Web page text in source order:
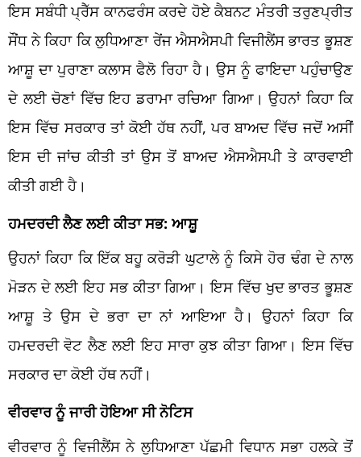
ਇਸ ਸਬੰਧੀ ਪ੍ਰੈੱਸ ਕਾਨਫਰੰਸ ਕਰਦੇ ਹੋਏ ਕੈਬਨਟ ਮੰਤਰੀ ਤਰੁਣਪ੍ਰੀਤ
ਸੌਂਧ ਨੇ ਕਿਹਾ ਕਿ ਲੁਧਿਆਣਾ ਰੇਂਜ ਐਸਐਸਪੀ ਵਿਜੀਲੈਂਸ ਭਾਰਤ ਭੂਸ਼ਣ
ਆਸ਼ੂ ਦਾ ਪੁਰਾਣਾ ਕਲਾਸ ਫੈਲੋ ਰਿਹਾ ਹੈ। ਉਸ ਨੂੰ ਫਾਇਦਾ ਪਹੁੰਚਾਉਣ
ਦੇ ਲਈ ਚੋਣਾਂ ਵਿੱਚ ਇਹ ਡਰਾਮਾ ਰਚਿਆ ਗਿਆ। ਉਹਨਾਂ ਕਿਹਾ ਕਿ
ਇਸ ਵਿੱਚ ਸਰਕਾਰ ਤਾਂ ਕੋਈ ਹੱਥ ਨਹੀਂ, ਪਰ ਬਾਅਦ ਵਿੱਚ ਜਦੋਂ ਅਸੀਂ
ਇਸ ਦੀ ਜਾਂਚ ਕੀਤੀ ਤਾਂ ਉਸ ਤੋਂ ਬਾਅਦ ਐਸਐਸਪੀ ਤੇ ਕਾਰਵਾਈ
ਕੀਤੀ ਗਈ ਹੈ।
ਹਮਦਰਦੀ ਲੈਣ ਲਈ ਕੀਤਾ ਸਭ: ਆਸ਼ੂ
ਉਹਨਾਂ ਕਿਹਾ ਕਿ ਇੱਕ ਬਹੂ ਕਰੋੜੀ ਘੁਟਾਲੇ ਨੂੰ ਕਿਸੇ ਹੋਰ ਢੰਗ ਦੇ ਨਾਲ
ਮੋੜਨ ਦੇ ਲਈ ਇਹ ਸਭ ਕੀਤਾ ਗਿਆ। ਇਸ ਵਿੱਚ ਖੁਦ ਭਾਰਤ ਭੂਸ਼ਣ
ਆਸ਼ੂ ਤੇ ਉਸ ਦੇ ਭਰਾ ਦਾ ਨਾਂ ਆਇਆ ਹੈ। ਉਹਨਾਂ ਕਿਹਾ ਕਿ
ਹਮਦਰਦੀ ਵੋਟ ਲੈਣ ਲਈ ਇਹ ਸਾਰਾ ਕੁਝ ਕੀਤਾ ਗਿਆ। ਇਸ ਵਿੱਚ
ਸਰਕਾਰ ਦਾ ਕੋਈ ਹੱਥ ਨਹੀਂ।
ਵੀਰਵਾਰ ਨੂੰ ਜਾਰੀ ਹੋਇਆ ਸੀ ਨੋਟਿਸ
ਵੀਰਵਾਰ ਨੂੰ ਵਿਜੀਲੈਂਸ ਨੇ ਲੁਧਿਆਣਾ ਪੱਛਮੀ ਵਿਧਾਨ ਸਭਾ ਹਲਕੇ ਤੋਂ